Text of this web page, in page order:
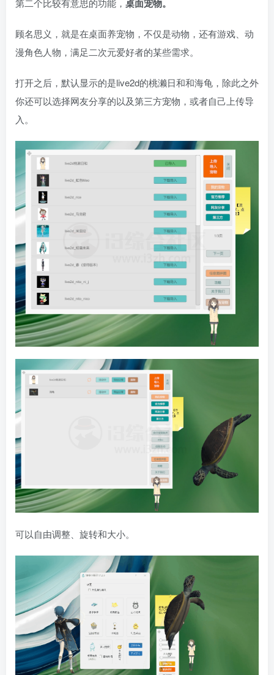
第二个比较有意思的功能， 桌面宠物。
顾名思义，就是在桌面养宠物，不仅是动物，还有游戏、动
漫角色人物，满足二次元爱好者的某些需求。
打开之后，默认显示的是live2d的桃濑日和和海龟，除此之外
你还可以选择网友分享的以及第三方宠物，或者自己上传导
入。
可以自由调整、旋转和大小。‍